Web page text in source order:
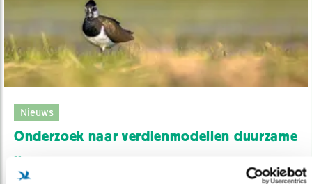
Nieuws
Onderzoek naar verdienmodellen duurzame
..
31.01.23 Nieuw verdienmodel voor boeren nodig.